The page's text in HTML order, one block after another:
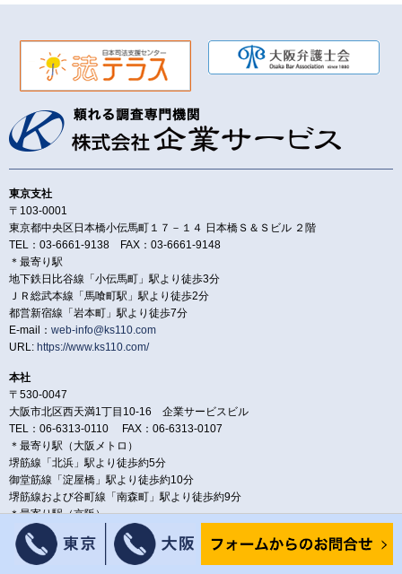
東京支社
〒103-0001
東京都中央区日本橋小伝馬町１７－１４ 日本橋Ｓ＆Ｓビル ２階
TEL：03-6661-9138 FAX：03-6661-9148
＊最寄り駅
地下鉄日比谷線「小伝馬町」駅より徒歩3分
ＪＲ総武本線「馬喰町駅」駅より徒歩2分
都営新宿線「岩本町」駅より徒歩7分
E-mail： web-info@ks110.com
URL: https://www.ks110.com/
本社
〒530-0047
大阪市北区西天満1丁目10-16 企業サービスビル
TEL：06-6313-0110 FAX：06-6313-0107
＊最寄り駅（大阪メトロ）
堺筋線「北浜」駅より徒歩約5分
御堂筋線「淀屋橋」駅より徒歩約10分
堺筋線および谷町線「南森町」駅より徒歩約9分
＊最寄り駅（京阪）
「北浜」駅より徒歩約5分
「淀屋橋」駅より徒歩約10分
「なにわ橋」駅より徒歩約5分